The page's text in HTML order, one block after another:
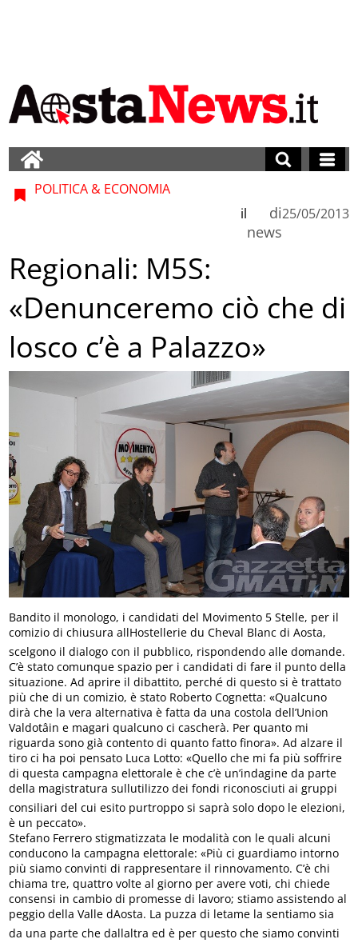
POLITICA & ECONOMIA
di
news
il 25/05/2013
Regionali: M5S:
«Denunceremo ciò che di
losco c’è a Palazzo»
Bandito il monologo, i candidati del Movimento 5 Stelle, per il
comizio di chiusura allHostellerie du Cheval Blanc di Aosta,
scelgono il dialogo con il pubblico, rispondendo alle domande.
C’è stato comunque spazio per i candidati di fare il punto della
situazione. Ad aprire il dibattito, perché di questo si è trattato
più che di un comizio, è stato Roberto Cognetta: «Qualcuno
dirà che la vera alternativa è fatta da una costola dell’Union
Valdotâin e magari qualcuno ci cascherà. Per quanto mi
riguarda sono già contento di quanto fatto finora». Ad alzare il
tiro ci ha poi pensato Luca Lotto: «Quello che mi fa più soffrire
di questa campagna elettorale è che c’è un’indagine da parte
della magistratura sullutilizzo dei fondi riconosciuti ai gruppi
consiliari del cui esito purtroppo si saprà solo dopo le elezioni,
è un peccato».
Stefano Ferrero stigmatizzata le modalità con le quali alcuni
conducono la campagna elettorale: «Più ci guardiamo intorno
più siamo convinti di rappresentare il rinnovamento. C’è chi
chiama tre, quattro volte al giorno per avere voti, chi chiede
consensi in cambio di promesse di lavoro; stiamo assistendo al
peggio della Valle dAosta. La puzza di letame la sentiamo sia
da una parte che dallaltra ed è per questo che siamo convinti